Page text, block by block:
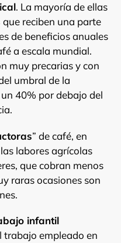
. La mayoría de ellas
que reciben una parte
de beneficios anuales
a escala mundial.
muy precarias y con
umbral de la
40% por debajo del
” de café, en
labores agrícolas
que cobran menos
raras ocasiones son
infantil
trabajo empleado en